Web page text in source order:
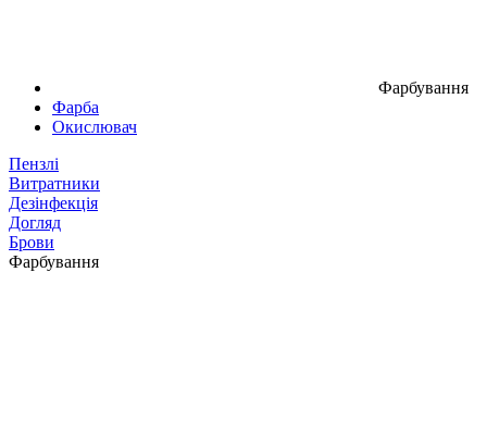
Фарбування
Фарба
Окислювач
Пензлі
Витратники
Дезінфекція
Догляд
Брови
Фарбування